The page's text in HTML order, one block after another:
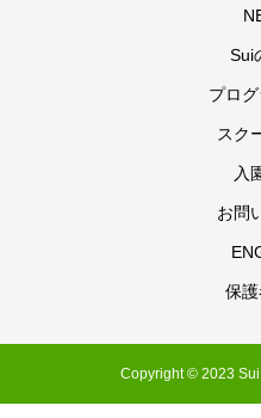
Sui
プロ
スク
入
お問
保
Copyright © 2023